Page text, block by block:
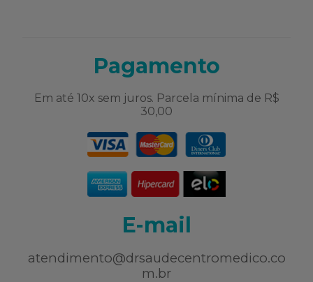
Pagamento
Em até 10x sem juros. Parcela mínima de R$
30,00
E-mail
atendimento@drsaudecentromedico.co
m.br